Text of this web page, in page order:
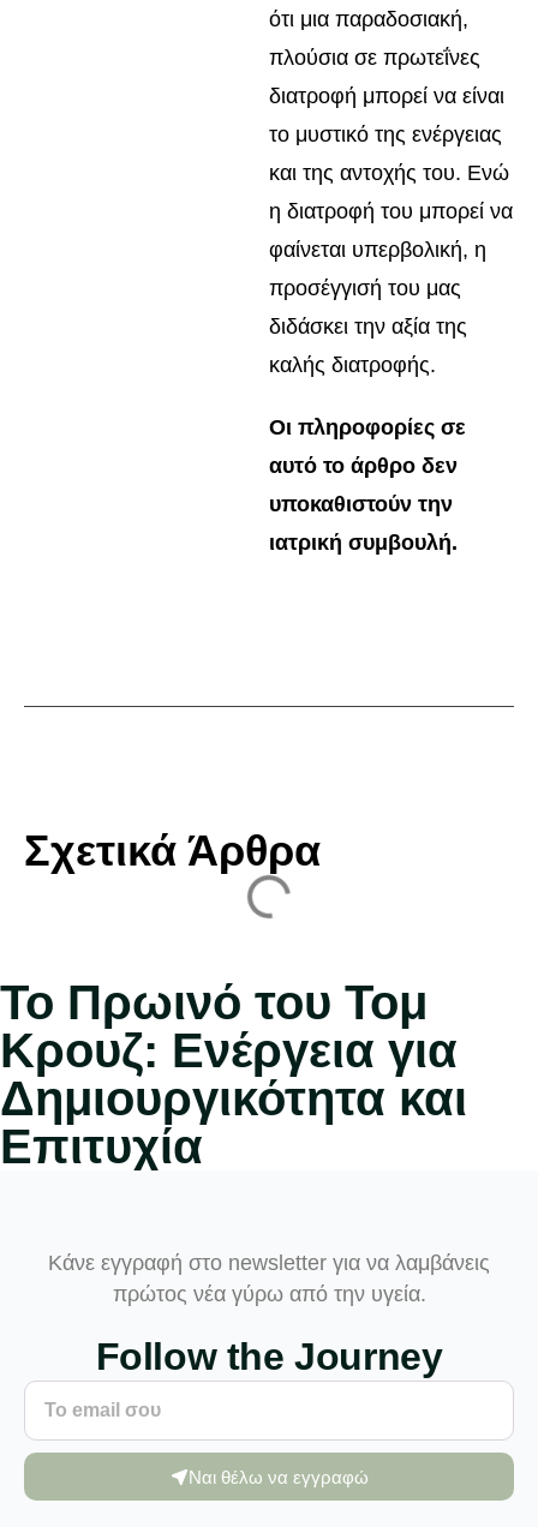
ότι μια παραδοσιακή,
πλούσια σε πρωτεΐνες
διατροφή μπορεί να είναι
το μυστικό της ενέργειας
και της αντοχής του. Ενώ
η διατροφή του μπορεί να
φαίνεται υπερβολική, η
προσέγγισή του μας
διδάσκει την αξία της
καλής διατροφής.
Οι πληροφορίες σε
αυτό το άρθρο δεν
υποκαθιστούν την
ιατρική συμβουλή.
Σχετικά Άρθρα
Το Πρωινό του Τομ
Κρουζ: Ενέργεια για
Δημιουργικότητα και
Επιτυχία
Κάνε εγγραφή στο newsletter για να λαμβάνεις
πρώτος νέα γύρω από την υγεία.
Follow the Journey
Ναι θέλω να εγγραφώ